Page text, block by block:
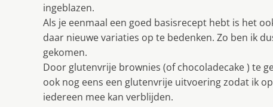
ingeblazen.
Als je eenmaal een goed basisrecept hebt is het
daar nieuwe variaties op te bedenken. Zo ben ik
gekomen.
Door glutenvrije brownies (of chocoladecake ) te
ook nog eens een glutenvrije uitvoering zodat ik
iedereen mee kan verblijden.